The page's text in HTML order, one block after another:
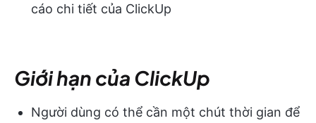
cáo chi tiết của ClickUp
Giới hạn của ClickUp
Người dùng có thể cần một chút thời gian để